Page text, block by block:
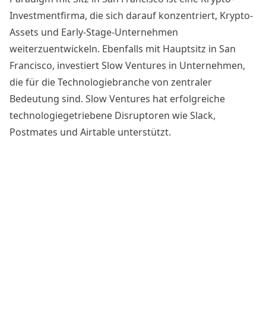
Investmentfirma, die sich darauf konzentriert, Krypto-
Assets und Early-Stage-Unternehmen
weiterzuentwickeln. Ebenfalls mit Hauptsitz in San
Francisco, investiert Slow Ventures in Unternehmen,
die für die Technologiebranche von zentraler
Bedeutung sind. Slow Ventures hat erfolgreiche
technologiegetriebene Disruptoren wie Slack,
Postmates und Airtable unterstützt.